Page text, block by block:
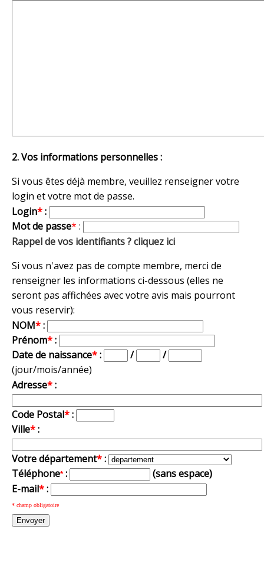
2. Vos informations personnelles :
Si vous êtes déjà membre, veuillez renseigner votre
login et votre mot de passe.
Login*:
Mot de passe* :
Rappel de vos identifiants ? cliquez ici
Si vous n'avez pas de compte membre, merci de
renseigner les informations ci-dessous (elles ne
seront pas affichées avec votre avis mais pourront
vous reservir):
NOM*:
Prénom*:
Date de naissance*: /
/
(jour/mois/année)
Adresse*:
Code Postal*:
Ville*:
Votre département*:
Téléphone* :
(sans espace)
E-mail*:
* champ obligatoire